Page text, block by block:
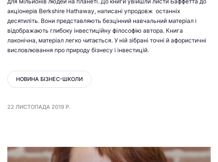
акціонерів Berkshire Hathaway, написані упродовж останніх
десятиліть. Вони представляють безцінний навчальний матеріал і
відображають глибоку інвестиційну філософію автора. Книга
лаконічна, матеріал легко читається. У ній зібрані точні й афористичні
висловлювання про природу бізнесу і інвестицій.
НОВИНА БІЗНЕС-ШКОЛИ
22 ЛИСТОПАДА 2019 Р.